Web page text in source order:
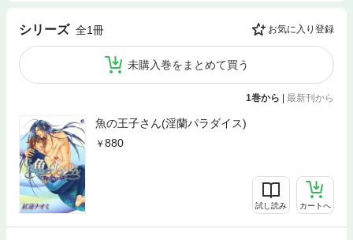
シリーズ 全1冊 お気に入り登録
未購入巻をまとめて買う
1巻から | 最新刊から
魚の王子さん(淫蘭パラダイス)
880
試し読み カートへ